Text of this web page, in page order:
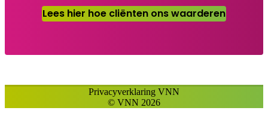
Lees hier hoe cliënten ons waarderen
© VNN 2026
Privacyverklaring VNN